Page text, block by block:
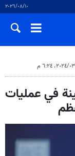
١٠‏/٠٨‏/٢٠٢٦
استهدفنا 61 سفينة في عمليات